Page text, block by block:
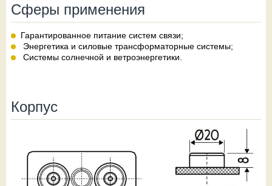
Сферы применения
Гарантированное питание систем связи;
Энергетика и силовые трансформаторные системы;
Системы солнечной и ветроэнергетики.
Корпус